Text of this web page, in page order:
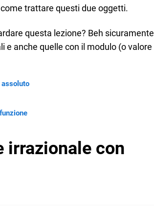
trattare questi due oggetti.
questa lezione? Beh sicuramente
e anche quelle con il modulo (o valore
irrazionale con